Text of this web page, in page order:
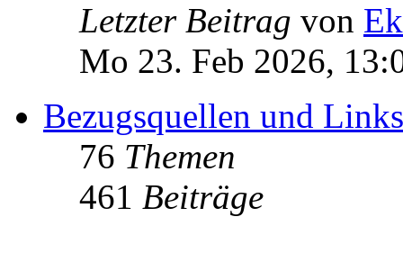
Letzter Beitrag von
Mo 23. Feb 2026,
Bezugsquellen und Links
76 Themen
461 Beiträge